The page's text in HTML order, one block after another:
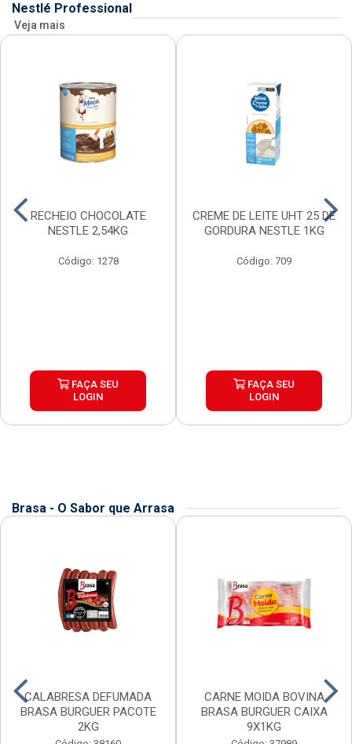
Nestlé Professional
Veja mais
RECHEIO CHOCOLATE
NESTLE 2,54KG
Código: 1278
FAÇA SEU
LOGIN
CREME DE LEITE UHT 25 DE
GORDURA NESTLE 1KG
Código: 709
FAÇA SEU
LOGIN
Brasa - O Sabor que Arrasa
CALABRESA DEFUMADA
BRASA BURGUER PACOTE
2KG
CARNE MOIDA BOVINA
BRASA BURGUER CAIXA
9X1KG